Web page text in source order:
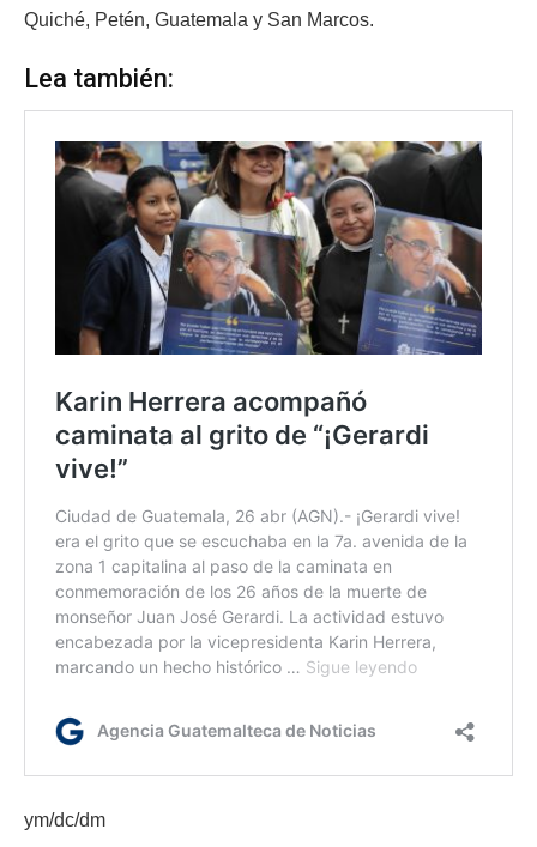
Quiché, Petén, Guatemala y San Marcos.
Lea también:
ym/dc/dm